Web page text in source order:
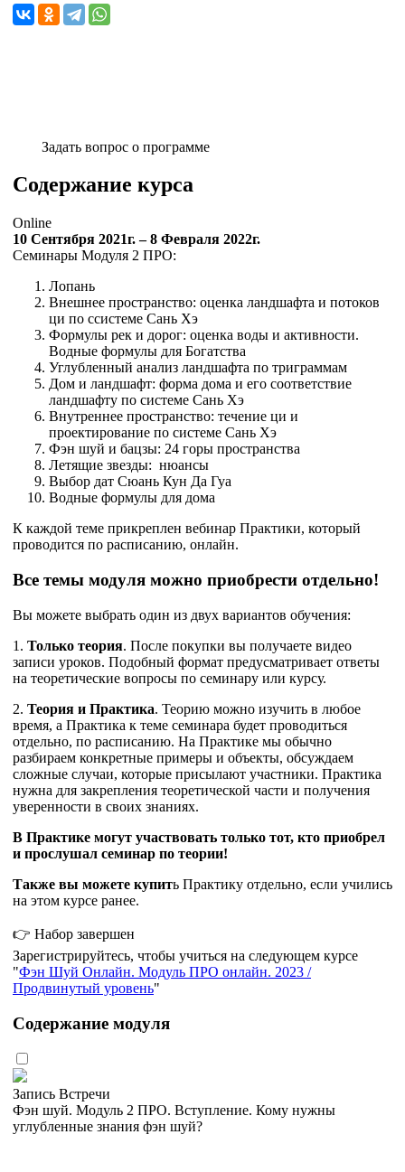
Задать вопрос о программе
Содержание курса
Online
10 Сентября 2021г. – 8 Февраля 2022г.
Семинары Модуля 2 ПРО:
Лопань
Внешнее пространство: оценка ландшафта и потоков
ци по ссистеме Сань Хэ
Формулы рек и дорог: оценка воды и активности.
Водные формулы для Богатства
Углубленный анализ ландшафта по триграммам
Дом и ландшафт: форма дома и его соответствие
ландшафту по системе Сань Хэ
Внутреннее пространство: течение ци и
проектирование по системе Сань Хэ
Фэн шуй и бацзы: 24 горы пространства
Летящие звезды: нюансы
Выбор дат Сюань Кун Да Гуа
Водные формулы для дома
К каждой теме прикреплен вебинар Практики, который
проводится по расписанию, онлайн.
Все темы модуля можно приобрести отдельно!
Вы можете выбрать один из двух вариантов обучения:
1. Только теория. После покупки вы получаете видео
записи уроков. Подобный формат предусматривает ответы
на теоретические вопросы по семинару или курсу.
2. Теория и Практика. Теорию можно изучить в любое
время, а Практика к теме семинара будет проводиться
отдельно, по расписанию. На Практике мы обычно
разбираем конкретные примеры и объекты, обсуждаем
сложные случаи, которые присылают участники. Практика
нужна для закрепления теоретической части и получения
уверенности в своих знаниях.
В Практике могут участвовать только тот, кто приобрел
и прослушал семинар по теории!
Также вы можете купить Практику отдельно, если учились
на этом курсе ранее.
👉 Набор завершен
Зарегистрируйтесь, чтобы учиться на следующем курсе
Фэн Шуй Онлайн. Модуль ПРО онлайн. 2023 /
Продвинутый уровень
Содержание модуля
Запись Встречи
Фэн шуй. Модуль 2 ПРО. Вступление. Кому нужны
углубленные знания фэн шуй?